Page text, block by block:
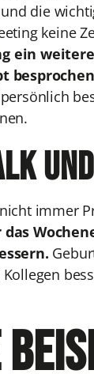
die
keine
ein
immer